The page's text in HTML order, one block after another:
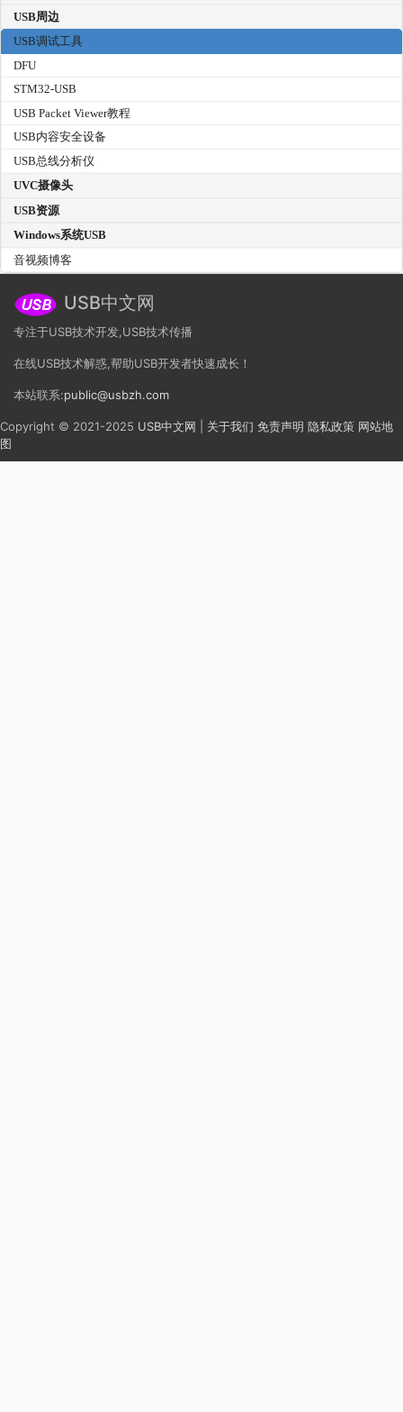
USB周边
USB调试工具
DFU
STM32-USB
USB Packet Viewer教程
USB内容安全设备
USB总线分析仪
UVC摄像头
USB资源
Windows系统USB
音视频博客
USB中文网
专注于USB技术开发,USB技术传播
在线USB技术解惑,帮助USB开发者快速成长！
本站联系:public@usbzh.com
Copyright © 2021-2025 USB中文网 关于我们 免责声明 隐私政策 网站地
图